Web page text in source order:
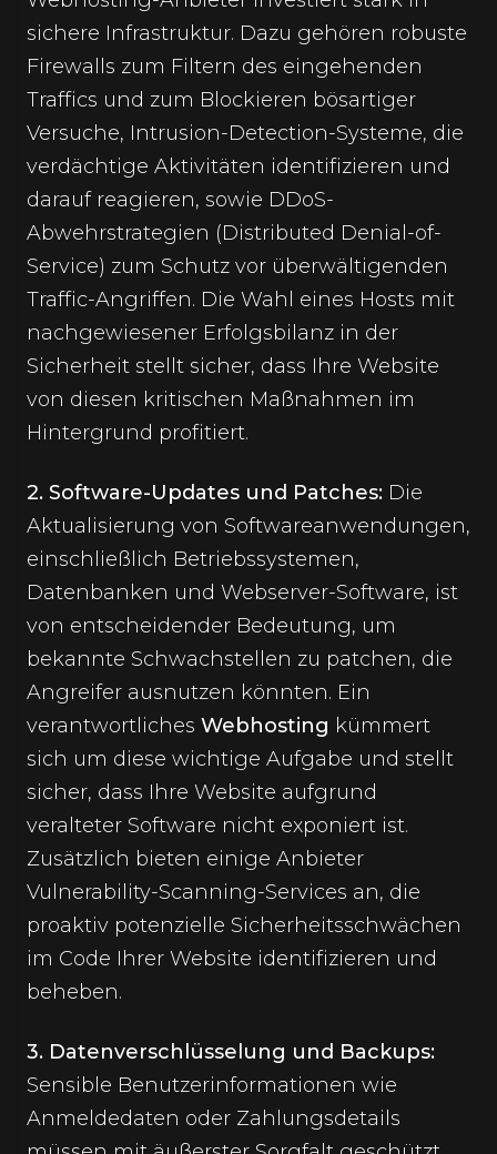
sichere Infrastruktur. Dazu gehören robuste
Firewalls zum Filtern des eingehenden
Traffics und zum Blockieren bösartiger
Versuche, Intrusion-Detection-Systeme, die
verdächtige Aktivitäten identifizieren und
darauf reagieren, sowie DDoS-
Abwehrstrategien (Distributed Denial-of-
Service) zum Schutz vor überwältigenden
Traffic-Angriffen. Die Wahl eines Hosts mit
nachgewiesener Erfolgsbilanz in der
Sicherheit stellt sicher, dass Ihre Website
von diesen kritischen Maßnahmen im
Hintergrund profitiert.
2. Software-Updates und Patches: Die
Aktualisierung von Softwareanwendungen,
einschließlich Betriebssystemen,
Datenbanken und Webserver-Software, ist
von entscheidender Bedeutung, um
bekannte Schwachstellen zu patchen, die
Angreifer ausnutzen könnten. Ein
verantwortliches Webhosting kümmert
sich um diese wichtige Aufgabe und stellt
sicher, dass Ihre Website aufgrund
veralteter Software nicht exponiert ist.
Zusätzlich bieten einige Anbieter
Vulnerability-Scanning-Services an, die
proaktiv potenzielle Sicherheitsschwächen
im Code Ihrer Website identifizieren und
beheben.
3. Datenverschlüsselung und Backups:
Sensible Benutzerinformationen wie
Anmeldedaten oder Zahlungsdetails